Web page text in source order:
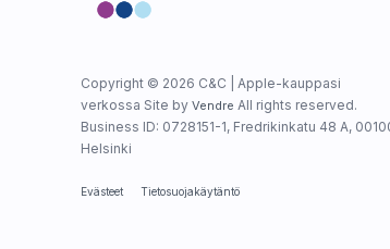
Copyright © 2026 C&C | Apple-kauppasi
verkossa Site by Vendre All rights reserved.
Business ID: 0728151-1, Fredrikinkatu 48 A,
Helsinki
Evästeet Tietosuojakäytäntö